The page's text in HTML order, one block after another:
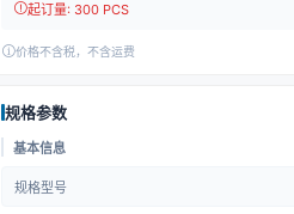
起订量: 300 PCS
价格不含税，不含运费
规格参数
基本信息
规格型号